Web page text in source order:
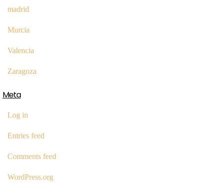
madrid
Murcia
Valencia
Zaragoza
Meta
Log in
Entries feed
Comments feed
WordPress.org